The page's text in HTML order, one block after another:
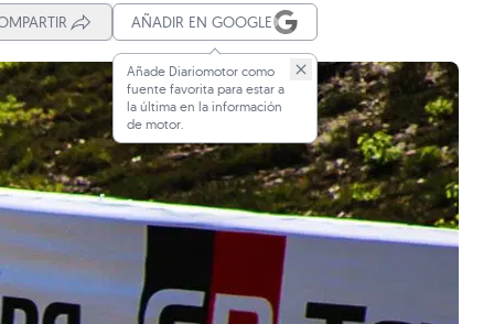
AÑADIR EN GOOGLE
Añade Diariomotor como
fuente favorita para estar a
la última en la información
de motor.